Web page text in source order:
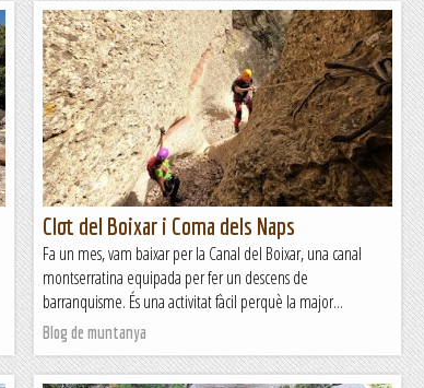
Clot del Boixar i Coma dels Naps
Fa un mes, vam baixar per la Canal del Boixar, una canal
montserratina equipada per fer un descens de
barranquisme. És una activitat fàcil perquè la major...
Blog de muntanya